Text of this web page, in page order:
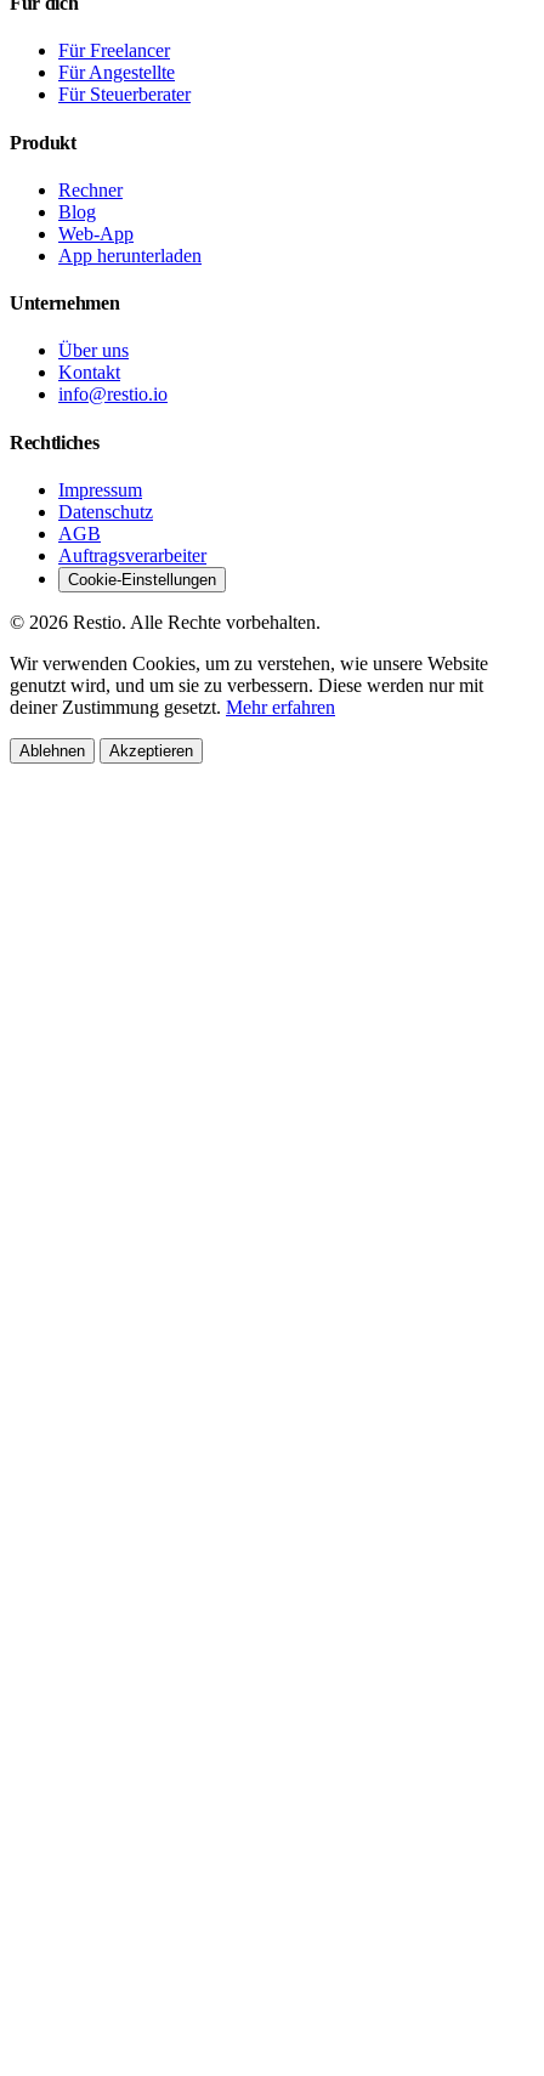
Für Freelancer
Für Angestellte
Für Steuerberater
Produkt
Rechner
Blog
Web-App
App herunterladen
Unternehmen
Über uns
Kontakt
info@restio.io
Rechtliches
Impressum
Datenschutz
AGB
Auftragsverarbeiter
Cookie-Einstellungen
© 2026 Restio. Alle Rechte vorbehalten.
Wir verwenden Cookies, um zu verstehen, wie unsere Website
genutzt wird, und um sie zu verbessern. Diese werden nur mit
deiner Zustimmung gesetzt. Mehr erfahren
Ablehnen Akzeptieren